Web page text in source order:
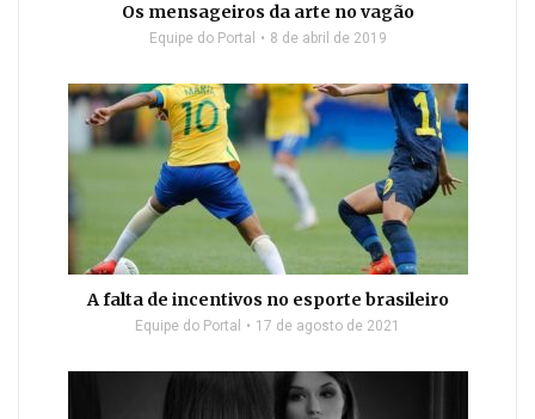
Os mensageiros da arte no vagão
Equipe do Portal 8 de abril de 2019
A falta de incentivos no esporte brasileiro
Equipe do Portal 17 de agosto de 2021